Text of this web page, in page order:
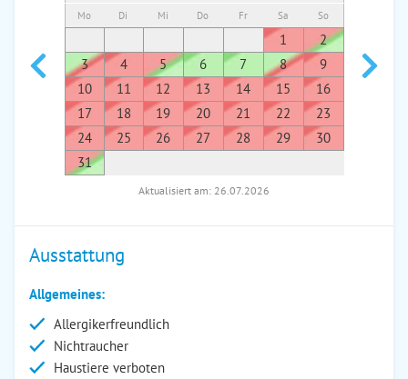
Mo Di Mi Do Fr Sa So
1
2
3
4 5 6 7 8
9
10
11 12 13 14 15
16
17
18 19 20 21 22
23
24
25 26 27 28 29
30
31
7
Aktualisiert am: 26.07.2026
Ausstattung
Allgemeines:
Allergikerfreundlich
Nichtraucher
Haustiere verboten